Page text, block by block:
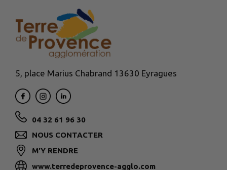
5, place Marius Chabrand 13630 Eyragues
04 32 61 96 30
NOUS CONTACTER
M'Y RENDRE
www.terredeprovence-agglo.com